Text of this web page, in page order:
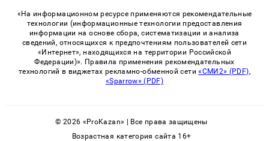
«На информационном ресурсе применяются рекомендательные
технологии (информационные технологии предоставления
информации на основе сбора, систематизации и анализа
сведений, относящихся к предпочтениям пользователей сети
«Интернет», находящихся на территории Российской
Федерации)». Правила применения рекомендательных
технологий в виджетах рекламно-обменной сети«СМИ2» (PDF),
«Sparrow» (PDF)
© 2026 «ProKazan» | Все права защищены
Возрастная категория сайта 16+